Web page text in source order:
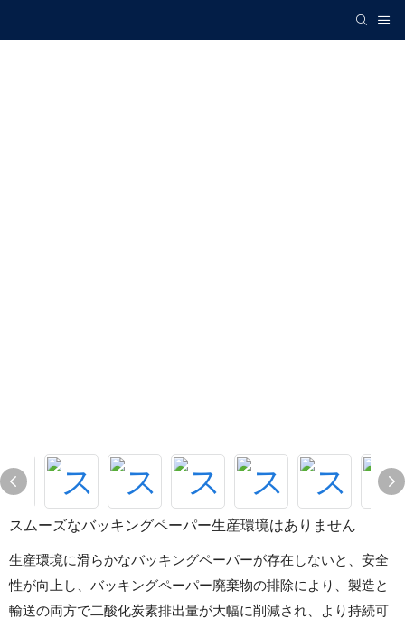
スムーズなバッキングペーパー生産環境はありません
生産環境に滑らかなバッキングペーパーが存在しないと、安全
性が向上し、バッキングペーパー廃棄物の排除により、製造と
輸送の両方で二酸化炭素排出量が大幅に削減され、より持続可